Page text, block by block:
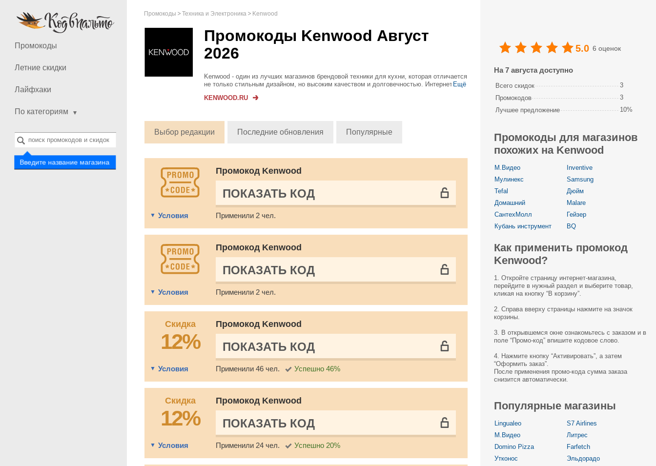
Промокоды
Летние скидки
Лайфхаки
По категориям
Введите название магазина
Промокоды Техника и Электроника Kenwood
Промокоды Kenwood Август
2026
Kenwood - один из лучших магазинов брендовой техники для кухни, которая отличается
не только стильным дизайном, но высоким качеством и долговечностью. Интернет-
различных целей ...
Ещё
KENWOOD.RU
Выбор редакции Последние обновления Популярные
Промокод Kenwood
ПОКАЗАТЬ КОД
Условия Применили 2 чел.
Промокод Kenwood
ПОКАЗАТЬ КОД
Условия Применили 2 чел.
Скидка
12%
Промокод Kenwood
ПОКАЗАТЬ КОД
Условия Применили 46 чел. Успешно 46%
Скидка
12%
Промокод Kenwood
ПОКАЗАТЬ КОД
Условия Применили 24 чел. Успешно 20%
5.0 6 оценок
На 7 августа доступно
Всего скидок
3
Промокодов
3
Лучшее предложение
10%
Промокоды для магазинов
похожих на Kenwood
М.Видео
Inventive
Мулинекс
Samsung
Tefal
Дюйм
Домашний
Malare
СантехМолл
Гейзер
Кубань инструмент
BQ
Как применить промокод
Kenwood?
1. Откройте страницу интернет-магазина,
перейдите в нужный раздел и выберите товар,
кликая на кнопку “В корзину”.
2. Справа вверху страницы нажмите на значок
корзины.
3. В открывшемся окне ознакомьтесь с заказом и в
поле “Промо-код” впишите кодовое слово.
4. Нажмите кнопку “Активировать”, а затем
“Оформить заказ”.
После применения промо-кода сумма заказа
снизится автоматически.
Популярные магазины
Lingualeo
S7 Airlines
М.Видео
Литрес
Domino Pizza
Farfetch
Утконос
Эльдорадо